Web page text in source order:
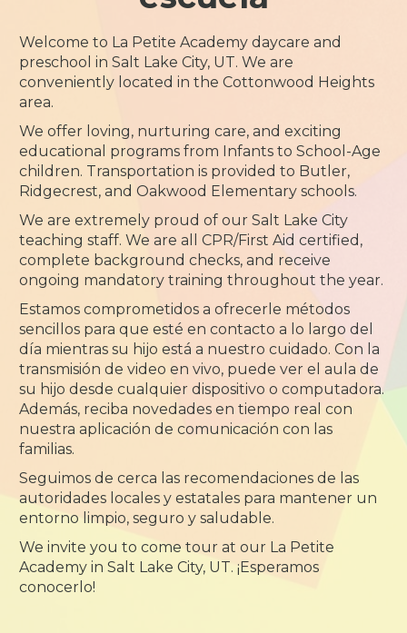
Welcome to La Petite Academy daycare and
preschool in Salt Lake City, UT. We are
conveniently located in the Cottonwood Heights
area.
We offer loving, nurturing care, and exciting
educational programs from Infants to School-Age
children. Transportation is provided to Butler,
Ridgecrest, and Oakwood Elementary schools.
We are extremely proud of our Salt Lake City
teaching staff. We are all CPR/First Aid certified,
complete background checks, and receive
ongoing mandatory training throughout the year.
Estamos comprometidos a ofrecerle métodos
sencillos para que esté en contacto a lo largo del
día mientras su hijo está a nuestro cuidado. Con la
transmisión de video en vivo, puede ver el aula de
su hijo desde cualquier dispositivo o computadora.
Además, reciba novedades en tiempo real con
nuestra aplicación de comunicación con las
familias.
Seguimos de cerca las recomendaciones de las
autoridades locales y estatales para mantener un
entorno limpio, seguro y saludable.
We invite you to come tour at our La Petite
Academy in Salt Lake City, UT. ¡Esperamos
conocerlo!